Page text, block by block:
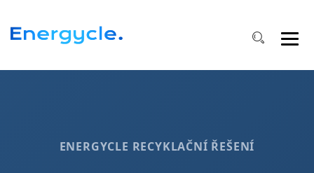
ENERGYCLE RECYKLAČNÍ ŘEŠENÍ